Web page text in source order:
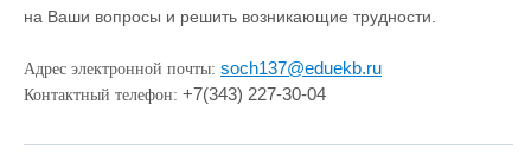
на Ваши вопросы и решить возникающие трудности.
Адрес электронной почты: soch137@eduekb.ru
Контактный телефон: +7(343) 227-30-04